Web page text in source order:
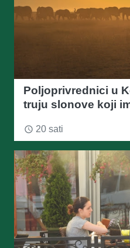
Poljoprivrednici u
truju slonove koji
access_time 20 sati